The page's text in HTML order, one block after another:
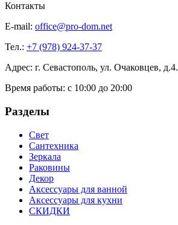
Контакты
E-mail: office@pro-dom.net
Тел.: +7 (978) 924-37-37
Адрес: г. Севастополь, ул. Очаковцев, д.4.
Время работы: с 10:00 до 20:00
Разделы
Свет
Сантехника
Зеркала
Раковины
Декор
Аксессуары для ванной
Аксессуары для кухни
СКИДКИ